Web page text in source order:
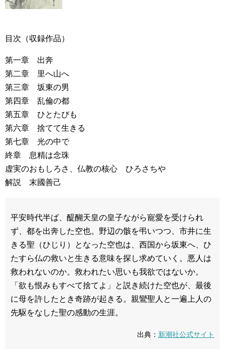
目次（収録作品）
第一章 出奔
第二章 里へ山へ
第三章 坂東の男
第四章 乱倫の都
第五章 ひとたびも
第六章 捨てて生きる
第七章 光の中で
終章 息精は念珠
虚実のおもしろさ、仏教の核心 ひろさちや
解説 末國善己
平安時代半ば、醍醐天皇の皇子ながら寵愛を受けられ
ず、都を出奔した空也。野辺の骸を弔いつつ、市井に生
きる聖（ひじり）となった空也は、西国から坂東へ、ひ
たすら仏の救いと生きる意味を探し求めていく。悪人は
救われないのか。救われたい思いも我欲ではないか。
「欲も恨みもすべて捨てよ」と説き続けた空也が、最後
に母を許したとき奇跡が起きる。親鸞聖人と一遍上人の
先駆をなした聖の感動の生涯。
出典： 新潮社公式サイト